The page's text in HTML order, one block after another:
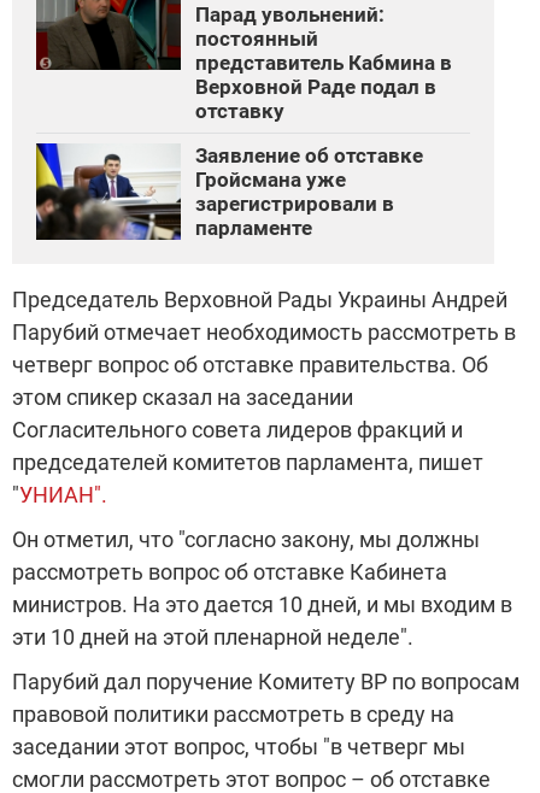
Парад увольнений:
постоянный
представитель Кабмина в
Верховной Раде подал в
отставку
Заявление об отставке
Гройсмана уже
зарегистрировали в
парламенте
Председатель Верховной Рады Украины Андрей
Парубий отмечает необходимость рассмотреть в
четверг вопрос об отставке правительства. Об
этом спикер сказал на заседании
Согласительного совета лидеров фракций и
председателей комитетов парламента, пишет
"УНИАН".
Он отметил, что "согласно закону, мы должны
рассмотреть вопрос об отставке Кабинета
министров. На это дается 10 дней, и мы входим в
эти 10 дней на этой пленарной неделе".
Парубий дал поручение Комитету ВР по вопросам
правовой политики рассмотреть в среду на
заседании этот вопрос, чтобы "в четверг мы
смогли рассмотреть этот вопрос – об отставке